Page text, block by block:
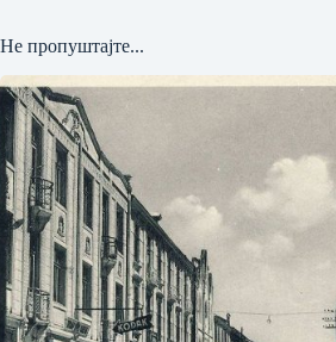
Не пропуштајте...